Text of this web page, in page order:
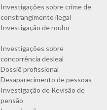
Investigações sobre crime de
constrangimento ilegal
Investigação de roubo
Investigações sobre
concorrência desleal
Dossiê profissional
Desaparecimento de pessoas
Investigação de Revisão de
pensão